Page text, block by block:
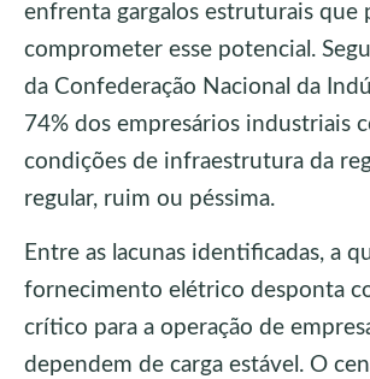
enfrenta gargalos estruturais que
comprometer esse potencial.
da Confederação Nacional da
74% dos empresários industriais
condições de infraestrutura da
regular, ruim ou péssima.
Entre as lacunas identificadas, a
fornecimento elétrico desponta
crítico para a operação de
dependem de carga estável. O